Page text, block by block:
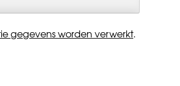
gegevens worden verwerkt.